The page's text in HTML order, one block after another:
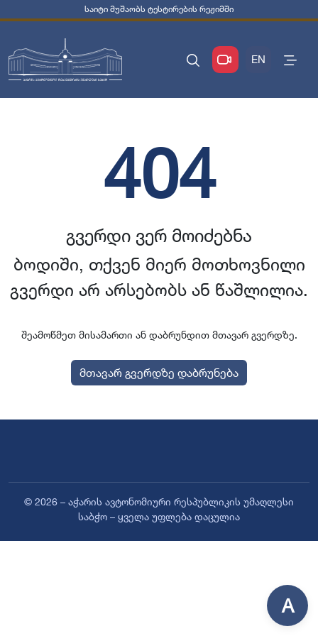
საიტი მუშაობს ტესტირების რეჟიმში
EN
404
გვერდი ვერ მოიძებნა
ბოდიში, თქვენ მიერ მოთხოვნილი
გვერდი არ არსებობს ან წაშლილია.
შეამოწმეთ მისამართი ან დაბრუნდით მთავარ გვერდზე.
მთავარ გვერდზე დაბრუნება
© 2026 – აჭარის ავტონომიური რესპუბლიკის უმაღლესი
საბჭო – ყველა უფლება დაცულია
A